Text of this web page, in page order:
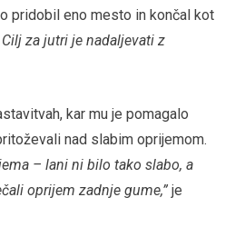
pridobil eno mesto in končal kot
za jutri je nadaljevati z
kar mu je pomagalo
nad slabim oprijemom.
– lani ni bilo tako slabo, a
oprijem zadnje gume,” je